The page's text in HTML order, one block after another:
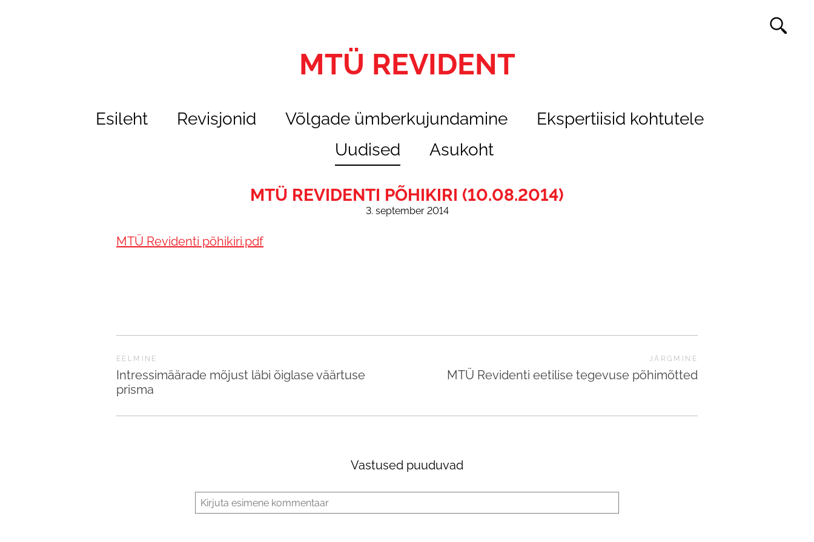
MTÜ REVIDENT
Esileht Revisjonid Võlgade ümberkujundamine
Ekspertiisid kohtutele
Uudised
Asukoht
MTÜ REVIDENTI PÕHIKIRI (10.08.2014)
3. september 2014
MTÜ Revidenti põhikiri.pdf
EELMINE
Intressimäärade mõjust läbi õiglase väärtuse
prisma
JÄRGMINE
MTÜ Revidenti eetilise tegevuse põhimõtted
Vastused puuduvad